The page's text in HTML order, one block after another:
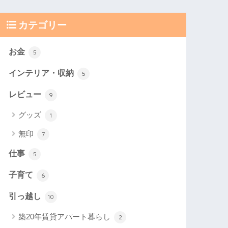
カテゴリー
お金 5
インテリア・収納 5
レビュー 9
グッズ 1
無印 7
仕事 5
子育て 6
引っ越し 10
築20年賃貸アパート暮らし 2